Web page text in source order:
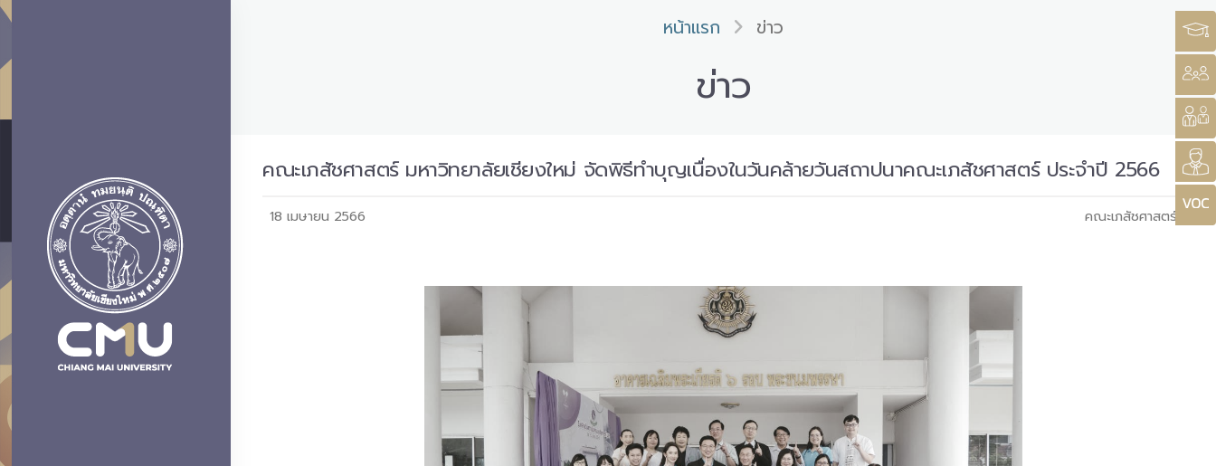
หน้าแรก ข่าว
ข่าว
คณะเภสัชศาสตร์ มหาวิทยาลัยเชียงใหม่ จัดพิธีทำบุญเนื่องในวันคล้ายวันสถาปนาคณะเภสัชศาสตร์ ประจำปี 2566
18 เมษายน 2566 คณะเภสัชศาสตร์